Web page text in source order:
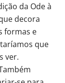
da Ode à
decora
formas e
que
ver.